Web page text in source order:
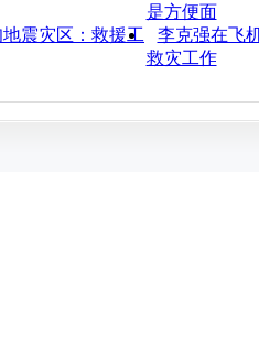
是方便面
震灾区：救援工
李克强在飞
救灾工作